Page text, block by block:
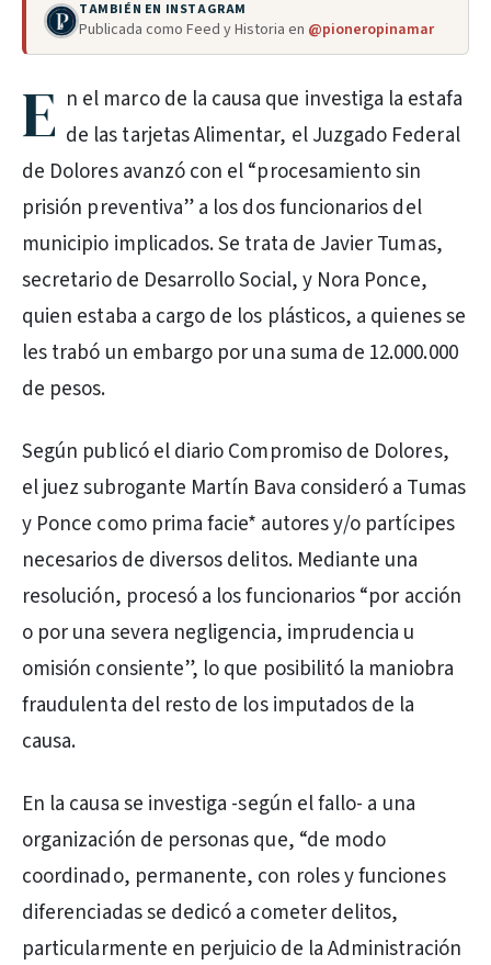
TAMBIÉN EN INSTAGRAM
Publicada como Feed y Historia en @pioneropinamar
E n el marco de la causa que investiga la estafa
de las tarjetas Alimentar, el Juzgado Federal
de Dolores avanzó con el “procesamiento sin
prisión preventiva” a los dos funcionarios del
municipio implicados. Se trata de Javier Tumas,
secretario de Desarrollo Social, y Nora Ponce,
quien estaba a cargo de los plásticos, a quienes se
les trabó un embargo por una suma de 12.000.000
de pesos.
Según publicó el diario Compromiso de Dolores,
el juez subrogante Martín Bava consideró a Tumas
y Ponce como prima facie* autores y/o partícipes
necesarios de diversos delitos. Mediante una
resolución, procesó a los funcionarios “por acción
o por una severa negligencia, imprudencia u
omisión consiente”, lo que posibilitó la maniobra
fraudulenta del resto de los imputados de la
causa.
En la causa se investiga -según el fallo- a una
organización de personas que, “de modo
coordinado, permanente, con roles y funciones
diferenciadas se dedicó a cometer delitos,
particularmente en perjuicio de la Administración